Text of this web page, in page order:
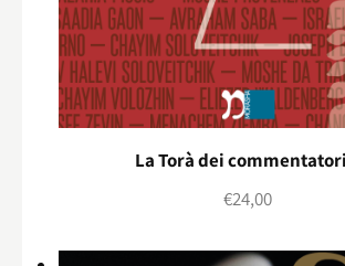
La Torà dei
€24,00